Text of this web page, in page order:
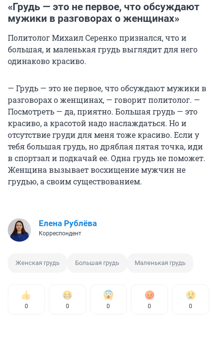
«Грудь — это не первое, что обсуждают
мужики в разговорах о женщинах»
Политолог Михаил Серенко признался, что и
большая, и маленькая грудь выглядит для него
одинаково красиво.
— Грудь — это не первое, что обсуждают мужики в
разговорах о женщинах, — говорит политолог. —
Посмотреть — да, приятно. Большая грудь — это
красиво, а красотой надо наслаждаться. Но и
отсутствие груди для меня тоже красиво. Если у
тебя большая грудь, но дряблая пятая точка, иди
в спортзал и подкачай ее. Одна грудь не поможет.
Женщина вызывает восхищение мужчин не
грудью, а своим существованием.
Елена Рублёва
Корреспондент
Женская грудь Большая грудь Маленькая грудь
0 0 0 0 0